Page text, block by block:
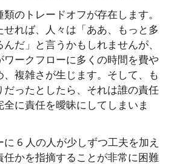
のトレードオフが存在します。
せれば、人々は「ああ、もっと多
だ」と言うかもしれませんが、
ワークフローに多くの時間を費や
複雑さが生じます。そして、も
だったとしたら、それは誰の責任
に責任を曖昧にしてしまいま
6 人の人が少しずつ工夫を加え
任かを指摘することが非常に困難